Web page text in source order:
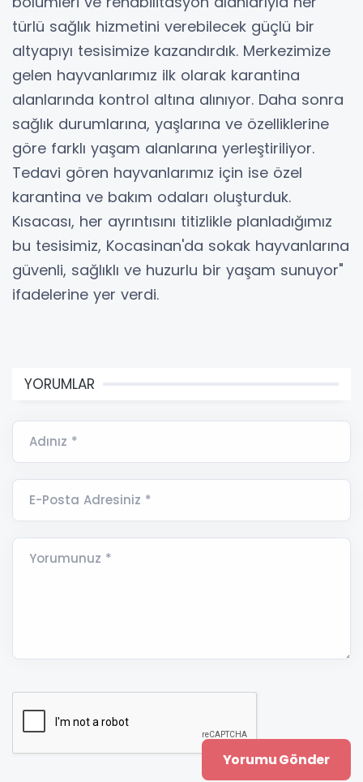
türlü sağlık hizmetini verebilecek güçlü bir
altyapıyı tesisimize kazandırdık. Merkezimize
gelen hayvanlarımız ilk olarak karantina
alanlarında kontrol altına alınıyor. Daha sonra
sağlık durumlarına, yaşlarına ve özelliklerine
göre farklı yaşam alanlarına yerleştiriliyor.
Tedavi gören hayvanlarımız için ise özel
karantina ve bakım odaları oluşturduk.
Kısacası, her ayrıntısını titizlikle planladığımız
bu tesisimiz, Kocasinan'da sokak hayvanlarına
güvenli, sağlıklı ve huzurlu bir yaşam sunuyor"
ifadelerine yer verdi.
YORUMLAR
Adınız *
E-Posta Adresiniz *
Yorumunuz *